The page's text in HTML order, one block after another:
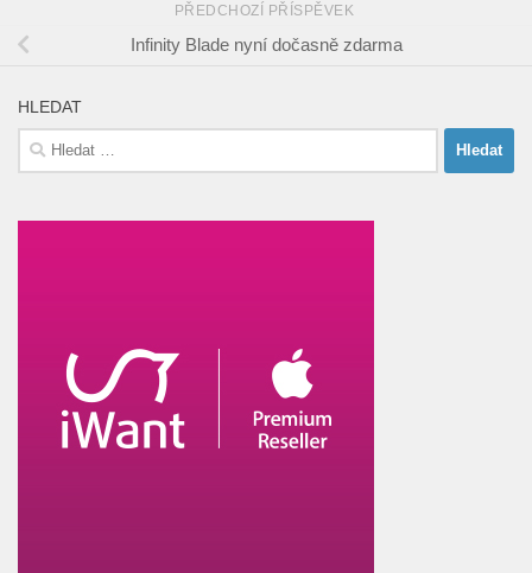
PŘEDCHOZÍ PŘÍSPĚVEK
Infinity Blade nyní dočasně zdarma
HLEDAT
Vyhledávání